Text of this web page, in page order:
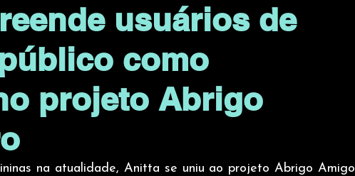
usuários de
como
projeto Abrigo
na atualidade, Anitta se uniu ao projeto Abrigo Amigo